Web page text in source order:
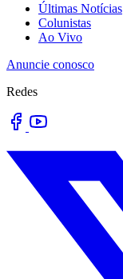
Últimas Notícias
Colunistas
Ao Vivo
Anuncie conosco
Redes